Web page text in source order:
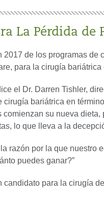
La Pérdida de
2017 de los programas
para la cirugía
el Dr. Darren Tishler,
cirugía bariátrica en
comienzan su nueva
lo que lleva a la
razón por la que nuestro
puedes ganar?”
candidato para la cirugía